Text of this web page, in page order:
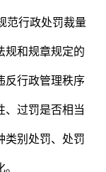
范行政处罚裁量
规和规章规定的
反行政管理秩序
、过罚是否相当
类别处罚、处罚